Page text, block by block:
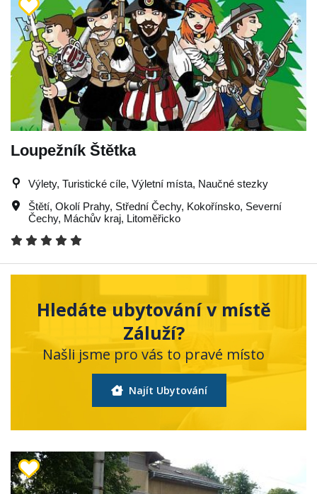
Loupežník Štětka
Výlety, Turistické cíle, Výletní místa, Naučné stezky
Štětí, Okolí Prahy, Střední Čechy, Kokořínsko, Severní
Čechy, Máchův kraj, Litoměřicko
Hledáte ubytování v místě
Záluží?
Našli jsme pro vás to pravé místo
Najít Ubytování